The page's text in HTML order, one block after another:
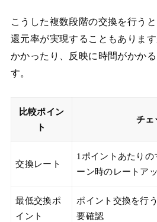
こうした複数段階の交換を行う
還元率が実現することもありま
かかったり、反映に時間がかか
す。
比較ポイン
ト
チェ
交換レート
1ポイントあたり
ーン時のレートア
最低交換ポ
イント
ポイント交換を行
要確認